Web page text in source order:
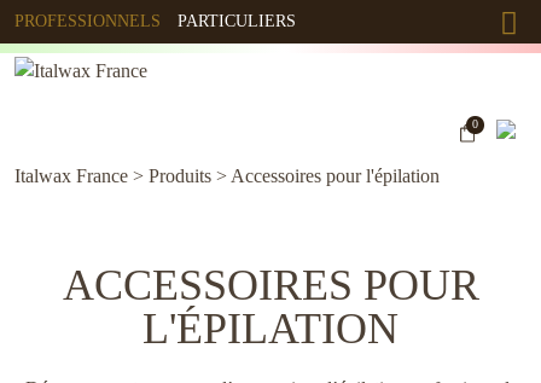
PROFESSIONNELS PARTICULIERS
0
Italwax France > Produits > Accessoires pour l'épilation
ACCESSOIRES POUR
L'ÉPILATION